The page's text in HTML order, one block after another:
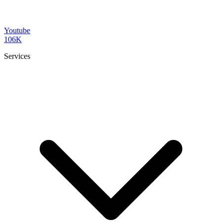
Youtube
106K
Services